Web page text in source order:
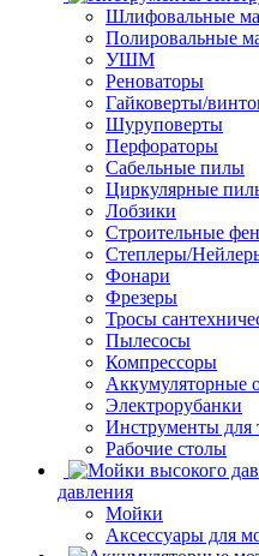
Шлифовальные
Полировальные
УШМ
Реноваторы
Гайковерты/
Шуруповерты
Перфораторы
Сабельные пилы
Циркулярные
Лобзики
Строительные
Степлеры/
Фонари
Фрезеры
Тросы
Пылесосы
Компрессоры
Аккумуляторные
Электрорубанки
Инструменты для
Рабочие столы
давления
Мойки
Аксессуары для